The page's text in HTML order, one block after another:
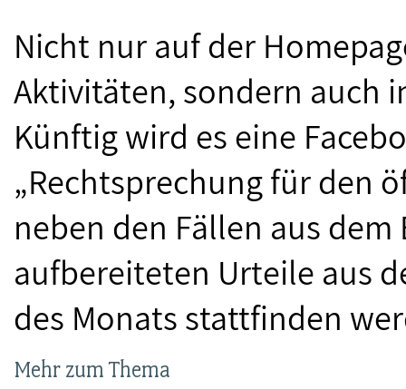
Nicht nur auf der
Aktivitäten, sondern auch
Künftig wird es eine
„Rechtsprechung für den
neben den Fällen aus
aufbereiteten Urteile aus
des Monats stattfinden
Mehr zum Thema